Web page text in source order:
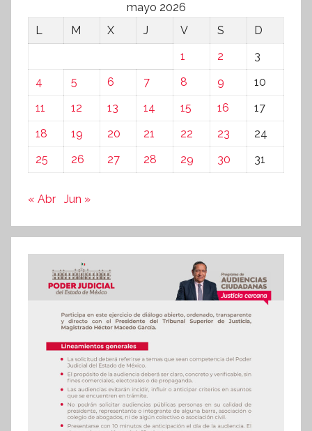
mayo 2026
L
M X J V S
D
1
2
3
4
5 6 7 8 9
10
11
12 13 14 15 16
17
18
19 20 21 22 23
24
25
26 27 28 29 30 31
« Abr Jun »